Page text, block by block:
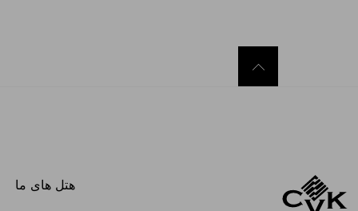
هتل های ما